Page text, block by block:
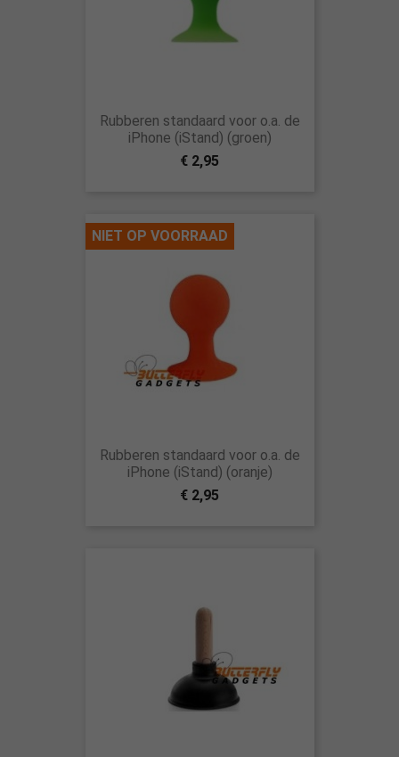
Rubberen standaard voor o.a. de
iPhone (iStand) (groen)
€ 2,95
Rubberen standaard voor o.a. de
iPhone (iStand) (oranje)
€ 2,95
NIET OP VOORRAAD